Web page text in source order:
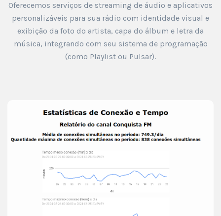
Oferecemos serviços de streaming de áudio e aplicativos
personalizáveis para sua rádio com identidade visual e
exibição da foto do artista, capa do álbum e letra da
música, integrando com seu sistema de programação
(como Playlist ou Pulsar).